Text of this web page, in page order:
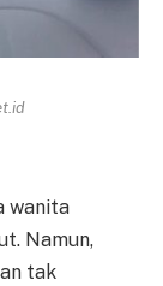
wanita
Namun,
tak